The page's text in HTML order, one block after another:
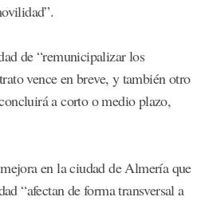
de “remunicipalizar los
vence en breve, y también otro
a corto o medio plazo,
en la ciudad de Almería que
“afectan de forma transversal a